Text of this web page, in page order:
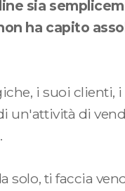
sia
ha capito
i suoi
di
solo, ti faccia